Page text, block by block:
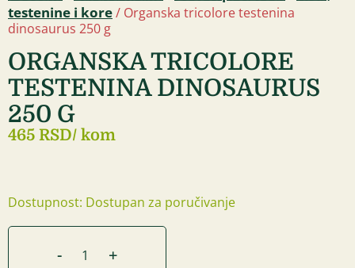
testenine i kore/ Organska tricolore testenina
dinosaurus 250 g
ORGANSKA TRICOLORE
TESTENINA DINOSAURUS
250 G
465 RSD/ kom
Dostupnost: Dostupan za poručivanje
- +